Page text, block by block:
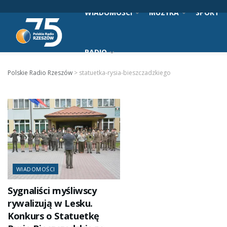
WIADOMOŚCI MUZYKA SPORT
RADIO
Polskie Radio Rzeszów > statuetka-rysia-bieszczadzkiego
WIADOMOŚCI
Sygnaliści myśliwscy
rywalizują w Lesku.
Konkurs o Statuetkę